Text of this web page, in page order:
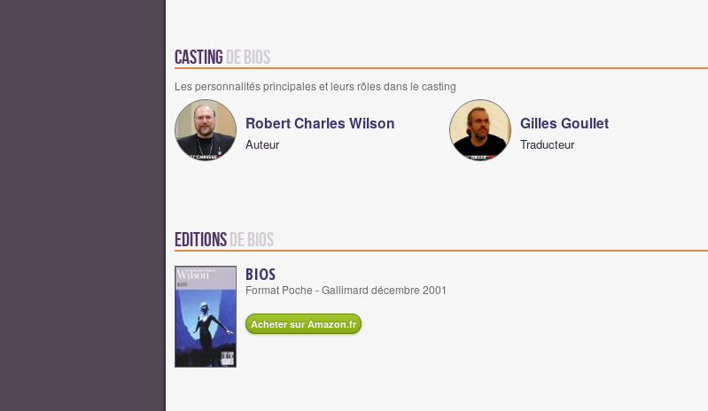
Casting de BIOS
Les personnalités principales et leurs rôles dans le casting
Robert Charles Wilson
Auteur
Gilles Goullet
Traducteur
Editionsde BIOS
BIOS
Format Poche - Gallimard décembre 2001
Acheter sur Amazon.fr